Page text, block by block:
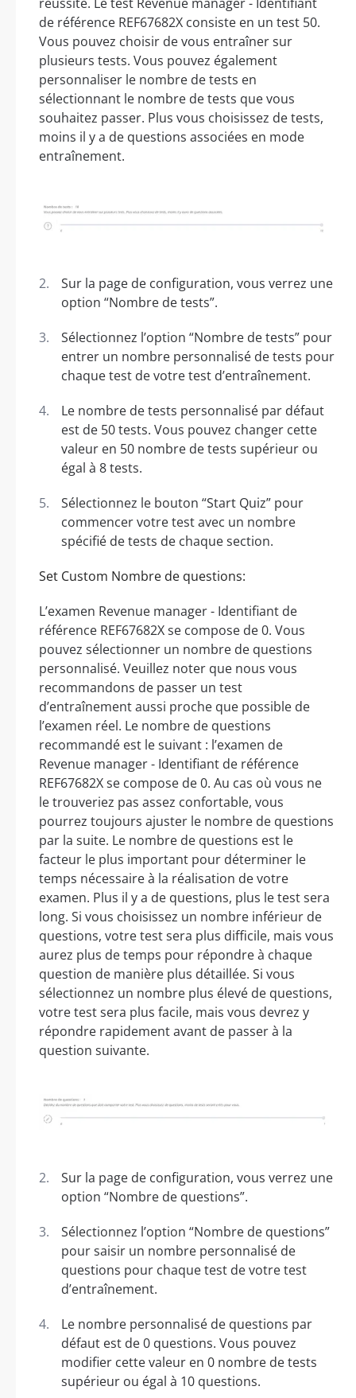
de référence REF67682X consiste en un test 50.
Vous pouvez choisir de vous entraîner sur
plusieurs tests. Vous pouvez également
personnaliser le nombre de tests en
sélectionnant le nombre de tests que vous
souhaitez passer. Plus vous choisissez de tests,
moins il y a de questions associées en mode
entraînement.
Sur la page de configuration, vous verrez une
option “Nombre de tests”.
Sélectionnez l’option “Nombre de tests” pour
entrer un nombre personnalisé de tests pour
chaque test de votre test d’entraînement.
Le nombre de tests personnalisé par défaut
est de 50 tests. Vous pouvez changer cette
valeur en 50 nombre de tests supérieur ou
égal à 8 tests.
Sélectionnez le bouton “Start Quiz” pour
commencer votre test avec un nombre
spécifié de tests de chaque section.
Set Custom Nombre de questions:
L’examen Revenue manager - Identifiant de
référence REF67682X se compose de 0. Vous
pouvez sélectionner un nombre de questions
personnalisé. Veuillez noter que nous vous
recommandons de passer un test
d’entraînement aussi proche que possible de
l’examen réel. Le nombre de questions
recommandé est le suivant : l’examen de
Revenue manager - Identifiant de référence
REF67682X se compose de 0. Au cas où vous ne
le trouveriez pas assez confortable, vous
pourrez toujours ajuster le nombre de questions
par la suite. Le nombre de questions est le
facteur le plus important pour déterminer le
temps nécessaire à la réalisation de votre
examen. Plus il y a de questions, plus le test sera
long. Si vous choisissez un nombre inférieur de
questions, votre test sera plus difficile, mais vous
aurez plus de temps pour répondre à chaque
question de manière plus détaillée. Si vous
sélectionnez un nombre plus élevé de questions,
votre test sera plus facile, mais vous devrez y
répondre rapidement avant de passer à la
question suivante.
Sur la page de configuration, vous verrez une
option “Nombre de questions”.
Sélectionnez l’option “Nombre de questions”
pour saisir un nombre personnalisé de
questions pour chaque test de votre test
d’entraînement.
Le nombre personnalisé de questions par
défaut est de 0 questions. Vous pouvez
modifier cette valeur en 0 nombre de tests
supérieur ou égal à 10 questions.